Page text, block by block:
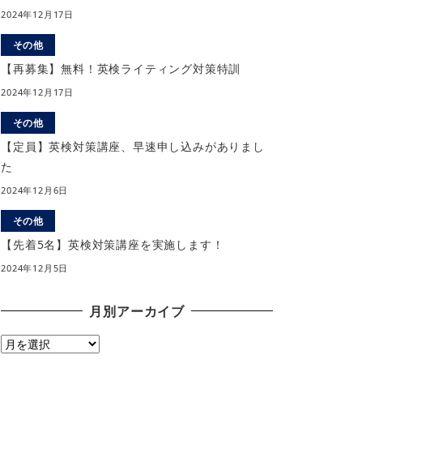
2024年12月17日
その他
【再募集】無料！英検ライティング対策特訓
2024年12月17日
その他
【定員】英検対策講座、早速申し込みがありまし
た
2024年12月6日
その他
【先着5名】英検対策講座を実施します！
2024年12月5日
月別アーカイブ
月